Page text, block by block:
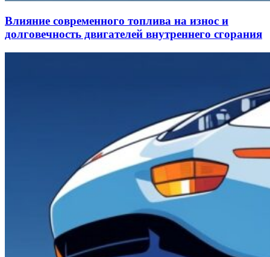
Влияние современного топлива на износ и
долговечность двигателей внутреннего сгорания